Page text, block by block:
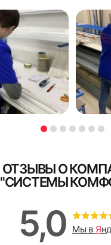
ОТЗЫВЫ О
"СИСТЕМЫ
5,0 Мы в Я